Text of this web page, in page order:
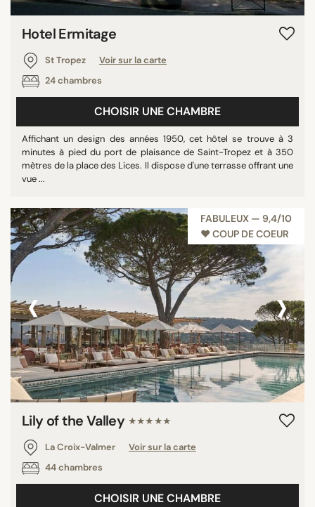
Hotel Ermitage
St Tropez
Voir sur la carte
24 chambres
CHOISIR UNE CHAMBRE
Affichant un design des années 1950, cet hôtel se trouve à 3
minutes à pied du port de plaisance de Saint-Tropez et à 350
mètres de la place des Lices. Il dispose d'une terrasse offrant une
vue ...
FABULEUX — 9,4/10
♥︎ COUP DE COEUR
‹ ›
Lily of the Valley ★★★★★
La Croix-Valmer
Voir sur la carte
44 chambres
CHOISIR UNE CHAMBRE